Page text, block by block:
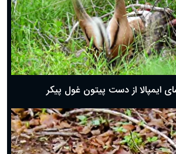
ایمپالا از دست پیتون غول پیکر